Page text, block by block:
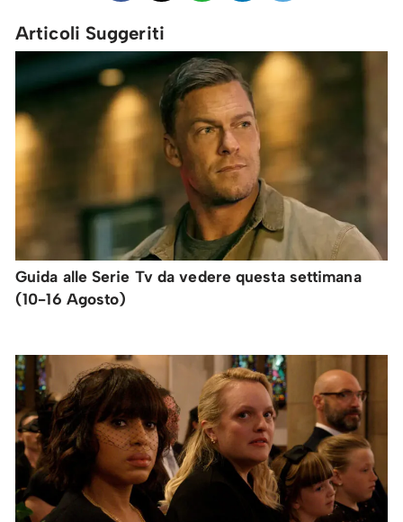
Articoli Suggeriti
Guida alle Serie Tv da vedere questa settimana
(10-16 Agosto)